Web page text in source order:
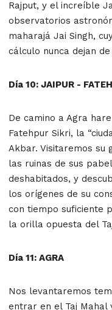
Rajput, y el increíble
observatorios
maharajá Jai Singh,
cálculo nunca dejan
Día 10: JAIPUR -
De camino a Agra
Fatehpur Sikri, la
Akbar. Visitaremos su
las ruinas de sus
deshabitados, y
los orígenes de su
con tiempo suficiente
la orilla opuesta del
Día 11: AGRA
Nos levantaremos
entrar en el Taj Mahal